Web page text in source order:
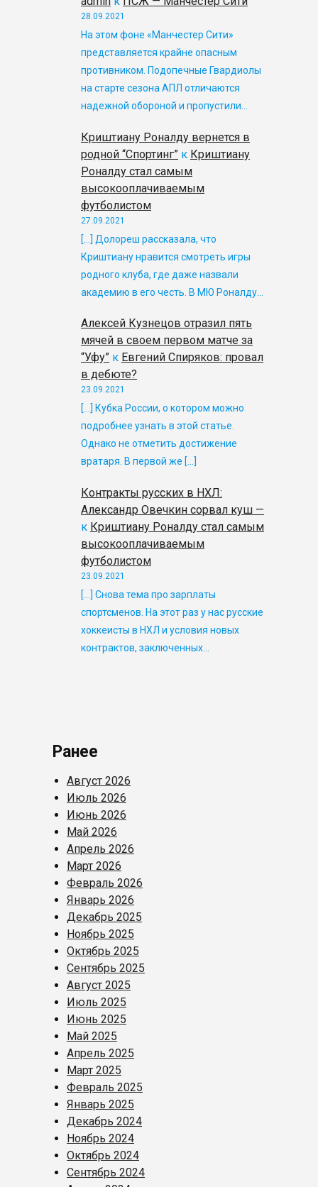
28.09.2021
На этом фоне «Манчестер Сити»
представляется крайне опасным
противником. Подопечные Гвардиолы
на старте сезона АПЛ отличаются
надежной обороной и пропустили…
Криштиану Роналду вернется в
родной “Спортинг” к Криштиану
Роналду стал самым
высокооплачиваемым
футболистом
27.09.2021
[…] Долореш рассказала, что
Криштиану нравится смотреть игры
родного клуба, где даже назвали
академию в его честь. В МЮ Роналду…
Алексей Кузнецов отразил пять
мячей в своем первом матче за
“Уфу” к Евгений Спиряков: провал
в дебюте?
23.09.2021
[…] Кубка России, о котором можно
подробнее узнать в этой статье.
Однако не отметить достижение
вратаря. В первой же […]
Контракты русских в НХЛ:
Александр Овечкин сорвал куш —
к Криштиану Роналду стал самым
высокооплачиваемым
футболистом
23.09.2021
[…] Снова тема про зарплаты
спортсменов. На этот раз у нас русские
хоккеисты в НХЛ и условия новых
контрактов, заключенных…
Ранее
Август 2026
Июль 2026
Июнь 2026
Май 2026
Апрель 2026
Март 2026
Февраль 2026
Январь 2026
Декабрь 2025
Ноябрь 2025
Октябрь 2025
Сентябрь 2025
Август 2025
Июль 2025
Июнь 2025
Май 2025
Апрель 2025
Март 2025
Февраль 2025
Январь 2025
Декабрь 2024
Ноябрь 2024
Октябрь 2024
Сентябрь 2024